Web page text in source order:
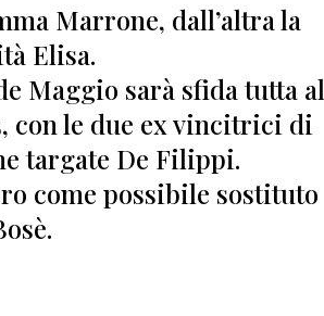
Marrone, dall’altra la
Elisa.
Maggio sarà sfida tutta al
con le due ex vincitrici di
targate De Filippi.
come possibile sostituto